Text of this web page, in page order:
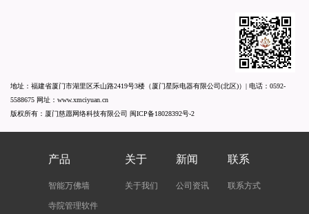
地址：福建省厦门市湖里区禾山路2419号3楼（厦门星际电器有限公司(北区)）| 电话： 0592-
5588675 网址： www.xmciyuan.cn
版权所有：厦门慈愿网络科技有限公司 闽ICP备18028392号-2
产品
智能万佛墙
寺院管理软件
关于
关于我们
新闻
公司资讯
联系
联系方式